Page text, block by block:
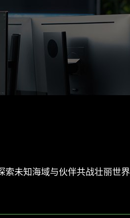
索未知海域与伙伴共战壮丽世界